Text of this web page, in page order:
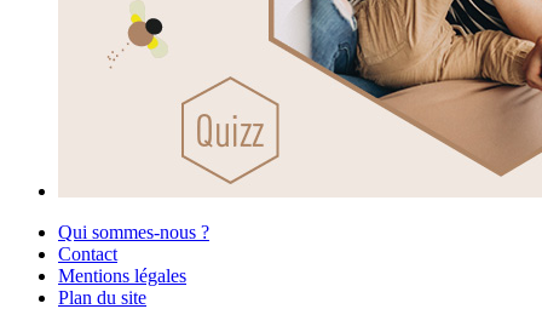
Qui sommes-nous ?
Contact
Mentions légales
Plan du site